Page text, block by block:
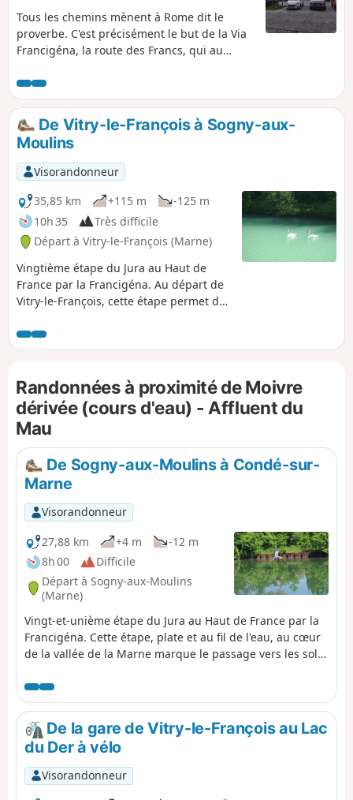
Tous les chemins mènent à Rome dit le
proverbe. C'est précisément le but de la Via
Francigéna, la route des Francs, qui au
cité éternelle. Originaire de Dunkerque mais
résidant dans le Jura, en 2024, je me suis
lancé un défit pour mes 70 ans, à savoir :
Rejoindre Dunkerque et Bergues à pied en
empruntant une grande partie de la
Francigéna et en partant de mon lieu de
résidence situé dans le Jura près de Saint-
Claude. Aujourd'hui, je peux affirmer que :
tous les chemins mènent également à
Bergues ! Via Francigena
De Vitry-le-François à Sogny-aux-
Moulins
Visorandonneur
35,85 km
+115 m
-125 m
10h 35
Très difficile
Départ à Vitry-le-François (Marne)
Vingtième étape du Jura au Haut de
France par la Francigéna. Au départ de
Vitry-le-François, cette étape permet de
Majoritairement planté en Chardonnay,
le vignoble des Coteaux de Vitry est
donc de votre passage pour partager la
passion des vignerons et apprécier
(avec modération) les spécificités du
Champagne produit ici. En arrivant à
Saint-Amand-sur-Fion, classé parmi les
plus beaux villages de France, vous
suivez le cours du Fion avec de
nombreux moulins qui témoignent
d’une activité économique liée à
l’agriculture céréalière. Votre arrivée
cœur de la vallée de la Marne marque le
passage vers les sols crayeux de la
Champagne. Vous traversez ainsi le
« Pays de la craie », autrefois exploitée
comme matériau de construction, son
usage actuel est désormais également
destiné à l’industrie pharmaceutique.
Randonnées à proximité de Moivre
dérivée (cours d'eau) - Affluent du
Mau
De Sogny-aux-Moulins à Condé-sur-
Marne
Visorandonneur
27,88 km
+4 m
-12 m
8h 00
Difficile
Départ à Sogny-aux-Moulins
(Marne)
Vingt-et-unième étape du Jura au Haut de France par la
Francigéna. Cette étape, plate et au fil de l'eau, au cœur
de la vallée de la Marne marque le passage vers les sols
de Châlons-en-Champagne, profitez de votre passage
pour visiter la Collégiale Notre-Dame-en-Vaux, inscrite
au Patrimoine mondial de l’UNESCO au titre des Chemins
de Saint-Jacques-de-Compostelle. Puis vous continuez en
longeant majoritairement le Canal Latéral à la Marne. Ici,
les étangs sont rois et témoignent de l’exploitation de
gravières afin d’alimenter les chantiers locaux en matière
De la gare de Vitry-le-François au Lac
du Der à vélo
Visorandonneur